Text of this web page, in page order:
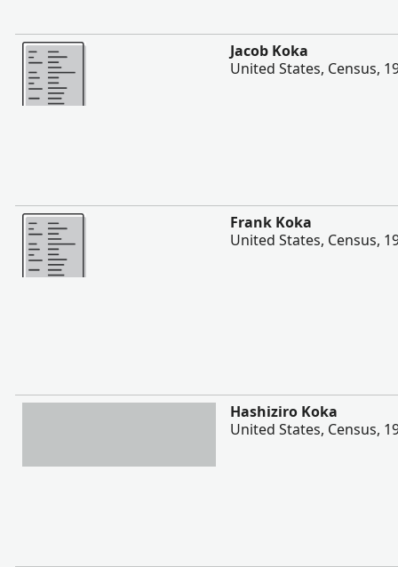
შევიტყოთ მეტი
Jacob Koka
United States, Census,
შევიტყოთ მეტი
Frank Koka
United States, Census,
შევიტყოთ მეტი
Hashiziro Koka
United States, Census,